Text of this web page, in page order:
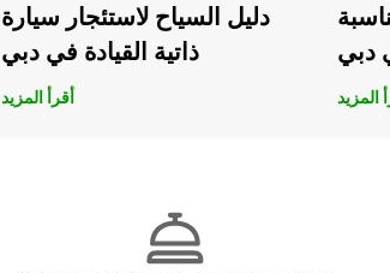
دليل السياح لاستئجار سيارة
ذاتية القيادة في دبي
أقرأ المزيد
دبي
المزيد